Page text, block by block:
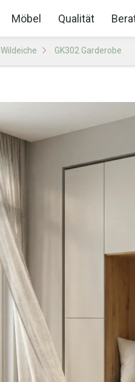
Möbel Qualität
Wildeiche GK302 Garderobe